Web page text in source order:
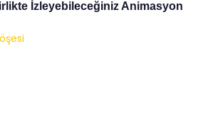
İzleyebileceğiniz Animasyon